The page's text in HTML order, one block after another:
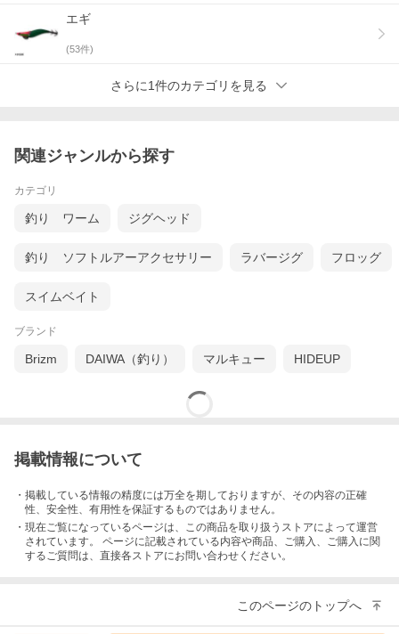
エギ
(53件)
さらに1件のカテゴリを見る
関連ジャンルから探す
カテゴリ
釣り ワーム ジグヘッド
釣り ソフトルアーアクセサリー ラバージグ フロッグ
スイムベイト
ブランド
Brizm DAIWA（釣り） マルキュー HIDEUP
掲載情報について
・掲載している情報の精度には万全を期しておりますが、その内容の正確
性、安全性、有用性を保証するものではありません。
・現在ご覧になっているページは、この商品を取り扱うストアによって運営
されています。 ページに記載されている内容や商品、ご購入 、ご購入に関
するご質問は、直接各ストアにお問い合わせください。
このページのトップへ